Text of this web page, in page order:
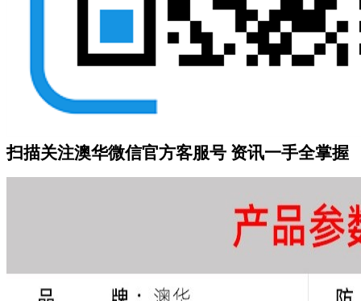
扫描关注澳华微信官方客服号 资讯一手全掌握